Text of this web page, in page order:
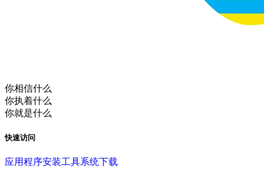
你相信什么
你执着什么
你就是什么
快速访问
应用程序安装工具系统下载